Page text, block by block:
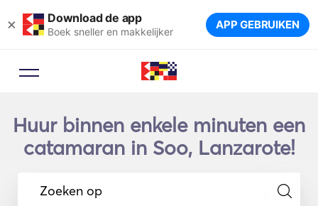
× Download de app
Boek sneller en makkelijker APP GEBRUIKEN
Huur binnen enkele minuten een
catamaran in Soo, Lanzarote!
Zoeken op